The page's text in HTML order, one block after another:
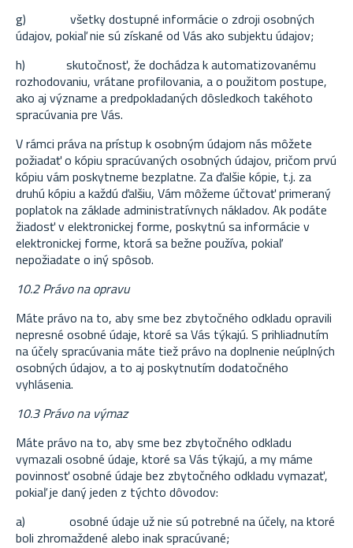
g)
všetky dostupné informácie o zdroji osobných
údajov, pokiaľ nie sú získané od Vás ako subjektu údajov;
h)
skutočnosť, že dochádza k automatizovanému
rozhodovaniu, vrátane profilovania, a o použitom postupe,
ako aj význame a predpokladaných dôsledkoch takéhoto
spracúvania pre Vás.
V rámci práva na prístup k osobným údajom nás môžete
požiadať o kópiu spracúvaných osobných údajov, pričom prvú
kópiu vám poskytneme bezplatne. Za ďalšie kópie, t.j. za
druhú kópiu a každú ďalšiu, Vám môžeme účtovať primeraný
poplatok na základe administratívnych nákladov. Ak podáte
žiadosť v elektronickej forme, poskytnú sa informácie v
elektronickej forme, ktorá sa bežne používa, pokiaľ
nepožiadate o iný spôsob.
10.2 Právo na opravu
Máte právo na to, aby sme bez zbytočného odkladu opravili
nepresné osobné údaje, ktoré sa Vás týkajú. S prihliadnutím
na účely spracúvania máte tiež právo na doplnenie neúplných
osobných údajov, a to aj poskytnutím dodatočného
vyhlásenia.
10.3 Právo na výmaz
Máte právo na to, aby sme bez zbytočného odkladu
vymazali osobné údaje, ktoré sa Vás týkajú, a my máme
povinnosť osobné údaje bez zbytočného odkladu vymazať,
pokiaľ je daný jeden z týchto dôvodov:
a)
osobné údaje už nie sú potrebné na účely, na ktoré
boli zhromaždené alebo inak spracúvané;